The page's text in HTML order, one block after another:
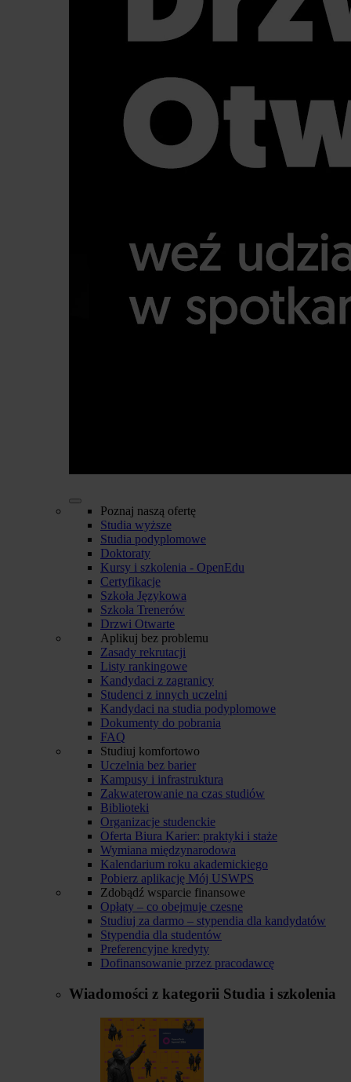
Poznaj naszą ofertę
Studia wyższe
Studia podyplomowe
Doktoraty
Kursy i szkolenia - OpenEdu
Certyfikacje
Szkoła Językowa
Szkoła Trenerów
Drzwi Otwarte
Aplikuj bez problemu
Zasady rekrutacji
Listy rankingowe
Kandydaci z zagranicy
Studenci z innych uczelni
Kandydaci na studia podyplomowe
Dokumenty do pobrania
FAQ
Studiuj komfortowo
Uczelnia bez barier
Kampusy i infrastruktura
Zakwaterowanie na czas studiów
Biblioteki
Organizacje studenckie
Oferta Biura Karier: praktyki i staże
Wymiana międzynarodowa
Kalendarium roku akademickiego
Pobierz aplikację Mój USWPS
Zdobądź wsparcie finansowe
Opłaty – co obejmuje czesne
Studiuj za darmo – stypendia dla kandydatów
Stypendia dla studentów
Preferencyjne kredyty
Dofinansowanie przez pracodawcę
Wiadomości z kategorii Studia i szkolenia